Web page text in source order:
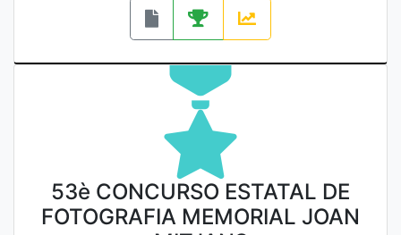
53è CONCURSO ESTATAL DE
FOTOGRAFIA MEMORIAL JOAN